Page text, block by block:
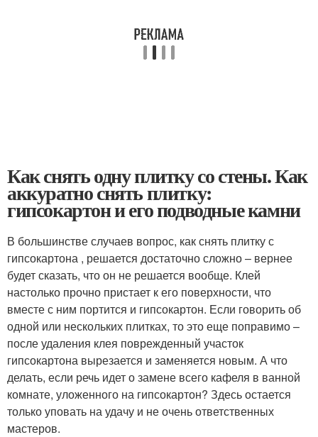
Как снять одну плитку со стены. Как
аккуратно снять плитку:
гипсокартон и его подводные камни
В большинстве случаев вопрос, как снять плитку с
гипсокартона , решается достаточно сложно – вернее
будет сказать, что он не решается вообще. Клей
настолько прочно пристает к его поверхности, что
вместе с ним портится и гипсокартон. Если говорить об
одной или нескольких плитках, то это еще поправимо –
после удаления клея поврежденный участок
гипсокартона вырезается и заменяется новым. А что
делать, если речь идет о замене всего кафеля в ванной
комнате, уложенного на гипсокартон? Здесь остается
только уповать на удачу и не очень ответственных
мастеров.